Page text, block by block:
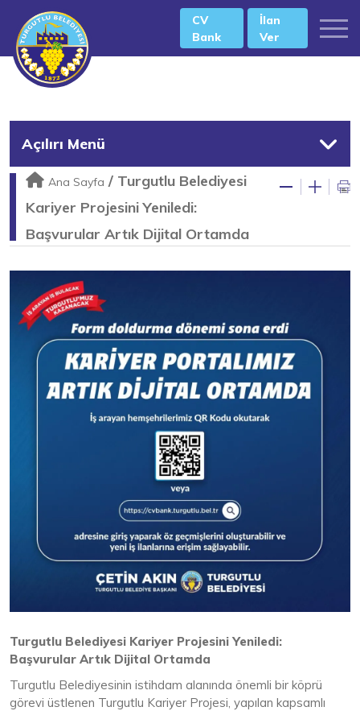
CV
Bank
İlan
Ver
Açılırı Menü
Ana Sayfa / Turgutlu Belediyesi
Kariyer Projesini Yeniledi:
Başvurular Artık Dijital Ortamda
Turgutlu Belediyesi Kariyer Projesini Yeniledi:
Başvurular Artık Dijital Ortamda
Turgutlu Belediyesinin istihdam alanında önemli bir köprü
görevi üstlenen Turgutlu Kariyer Projesi, yapılan kapsamlı